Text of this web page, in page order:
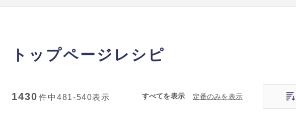
トップページレシピ
1430 件中 481-540表示 すべてを表示 定番のみを表示